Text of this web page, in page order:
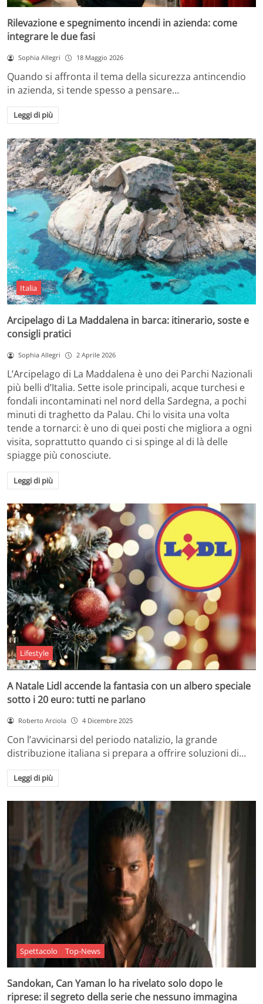
Rilevazione e spegnimento incendi in azienda: come
integrare le due fasi
Sophia Allegri 18 Maggio 2026
Quando si affronta il tema della sicurezza antincendio
in azienda, si tende spesso a pensare…
Leggi di più
Italia
Arcipelago di La Maddalena in barca: itinerario, soste e
consigli pratici
Sophia Allegri 2 Aprile 2026
L’Arcipelago di La Maddalena è uno dei Parchi Nazionali
più belli d’Italia. Sette isole principali, acque turchesi e
fondali incontaminati nel nord della Sardegna, a pochi
minuti di traghetto da Palau. Chi lo visita una volta
tende a tornarci: è uno di quei posti che migliora a ogni
visita, soprattutto quando ci si spinge al di là delle
spiagge più conosciute.
Leggi di più
Lifestyle
A Natale Lidl accende la fantasia con un albero speciale
sotto i 20 euro: tutti ne parlano
Roberto Arciola 4 Dicembre 2025
Con l’avvicinarsi del periodo natalizio, la grande
distribuzione italiana si prepara a offrire soluzioni di…
Leggi di più
Spettacolo Top-News
Sandokan, Can Yaman lo ha rivelato solo dopo le
riprese: il segreto della serie che nessuno immagina